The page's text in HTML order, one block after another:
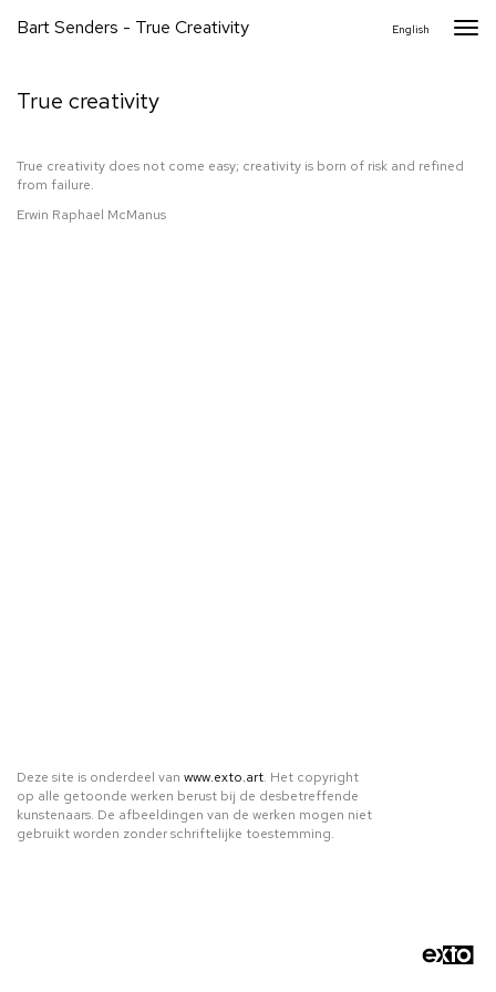
Bart Senders - True Creativity English
True creativity
True creativity does not come easy; creativity is born of risk and refined
from failure.
Erwin Raphael McManus
Deze site is onderdeel van www.exto.art. Het copyright
op alle getoonde werken berust bij de desbetreffende
kunstenaars. De afbeeldingen van de werken mogen niet
gebruikt worden zonder schriftelijke toestemming.